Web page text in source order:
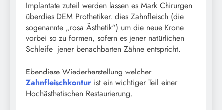
Implantate zuteil werden lassen es Mark Chirurgen
überdies DEM Prothetiker, dies Zahnfleisch (die
sogenannte „rosa Ästhetik“) um die neue Krone
vorbei so zu formen, sofern es jener natürlichen
Schleife jener benachbarten Zähne entspricht.
Ebendiese Wiederherstellung welcher
Zahnfleischkontur ist ein wichtiger Teil einer
Hochästhetischen Restaurierung.